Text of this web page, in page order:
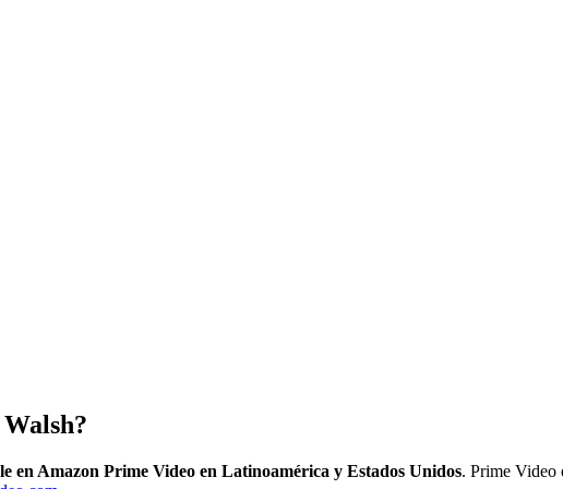
en Amazon Prime Video en Latinoamérica y Estados Unidos. Prime Video